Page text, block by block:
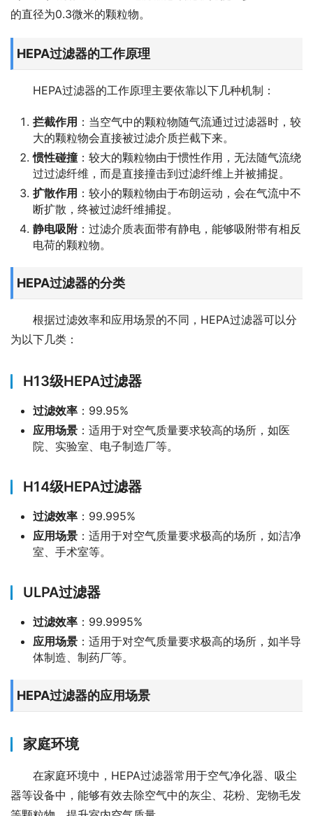
的直径为0.3微米的颗粒物。
HEPA过滤器的工作原理
HEPA过滤器的工作原理主要依靠以下几种机制：
拦截作用 ：当空气中的颗粒物随气流通过过滤器时，较
大的颗粒物会直接被过滤介质拦截下来。
惯性碰撞 ：较大的颗粒物由于惯性作用，无法随气流绕
过过滤纤维，而是直接撞击到过滤纤维上并被捕捉。
扩散作用 ：较小的颗粒物由于布朗运动，会在气流中不
断扩散，终被过滤纤维捕捉。
静电吸附：过滤介质表面带有静电，能够吸附带有相反
电荷的颗粒物。
HEPA过滤器的分类
根据过滤效率和应用场景的不同，HEPA过滤器可以分
为以下几类：
H13级HEPA过滤器
过滤效率 ：99.95%
应用场景 ：适用于对空气质量要求较高的场所，如医
院、实验室、电子制造厂等。
H14级HEPA过滤器
过滤效率 ：99.995%
应用场景 ：适用于对空气质量要求极高的场所，如洁净
室、手术室等。
ULPA过滤器
过滤效率 ：99.9995%
应用场景 ：适用于对空气质量要求极高的场所，如半导
体制造、制药厂等。
HEPA过滤器的应用场景
家庭环境
在家庭环境中，HEPA过滤器常用于空气净化器、吸尘
器等设备中，能够有效去除空气中的灰尘、花粉、宠物毛发